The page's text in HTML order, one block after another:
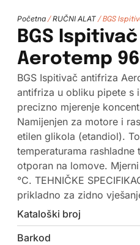
Početna/ RUČNI ALAT/ BGS
BGS
Aerotemp
BGS Ispitivač antifriza
antifriza u obliku pipete s
precizno mjerenje
Namijenjen za motore i
etilen glikola (etandiol).
temperaturama rashladne
otporan na lomove.
°C. TEHNIČKE
prikladno za zidno
Kataloški broj
Barkod